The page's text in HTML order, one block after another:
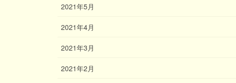
2021年5月
2021年4月
2021年3月
2021年2月